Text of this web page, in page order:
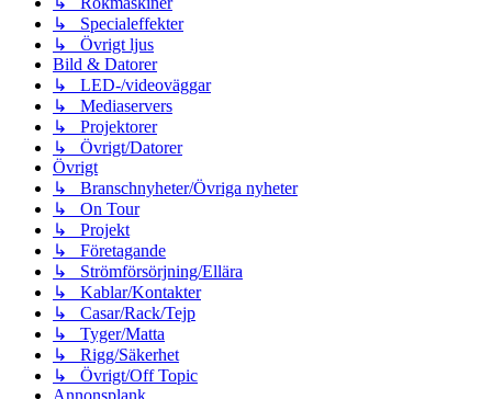
↳ Specialeffekter
↳ Övrigt ljus
Bild & Datorer
↳ LED-/videoväggar
↳ Mediaservers
↳ Projektorer
↳ Övrigt/Datorer
Övrigt
↳ Branschnyheter/Övriga nyheter
↳ On Tour
↳ Projekt
↳ Företagande
↳ Strömförsörjning/Ellära
↳ Kablar/Kontakter
↳ Casar/Rack/Tejp
↳ Tyger/Matta
↳ Rigg/Säkerhet
↳ Övrigt/Off Topic
Annonsplank